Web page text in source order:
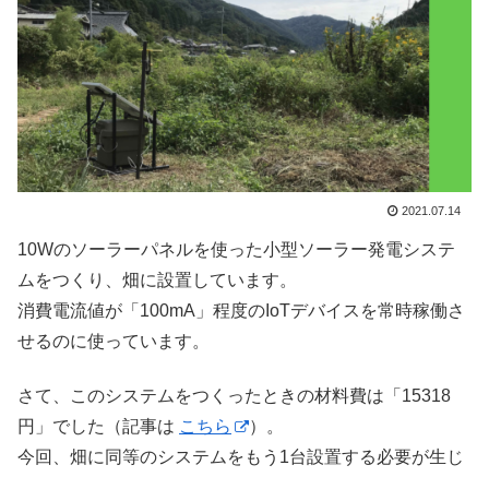
2021.07.14
10Wのソーラーパネルを使った小型ソーラー発電システ
ムをつくり、畑に設置しています。
消費電流値が「100mA」程度のIoTデバイスを常時稼働さ
せるのに使っています。
さて、このシステムをつくったときの材料費は「15318
円」でした（記事は こちら
）。
今回、畑に同等のシステムをもう1台設置する必要が生じ